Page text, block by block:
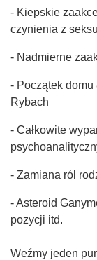
- Kiepskie
czynienia z
- Nadmierne
- Początek
Rybach
- Całkowite
- Zamiana ról
- Asteroid
pozycji itd.
Weźmy jeden